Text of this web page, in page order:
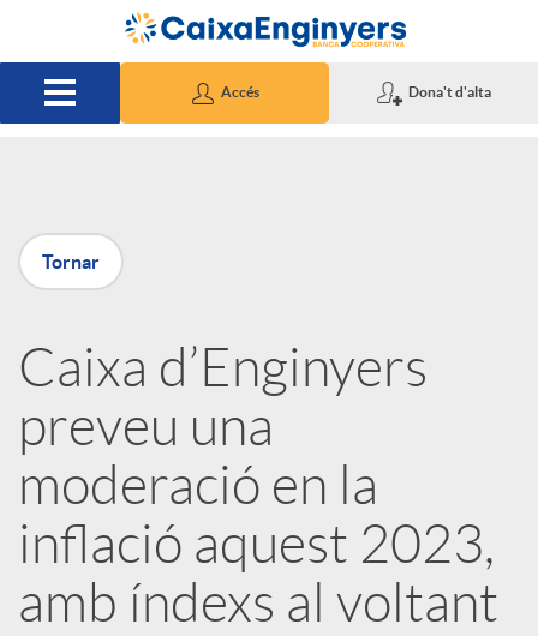
Salta al contingut principal
Accés Dona't d'alta
P
u
b
l
i
c
Tornar
Caixa d’Enginyers
preveu una
moderació en la
inflació aquest 2023,
amb índexs al voltant